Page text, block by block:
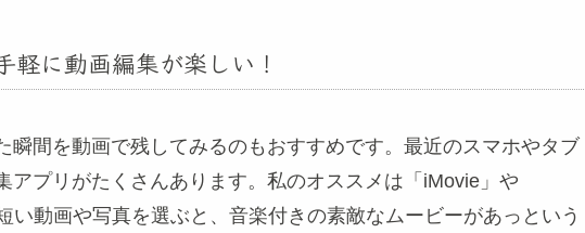
軽に動画編集が楽しい！
瞬間を動画で残してみるのもおすすめです。最近のスマホやタブ
アプリがたくさんあります。私のオススメは「iMovie」や
い動画や写真を選ぶと、音楽付きの素敵なムービーがあっという